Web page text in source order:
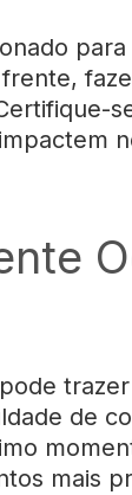
de
mais